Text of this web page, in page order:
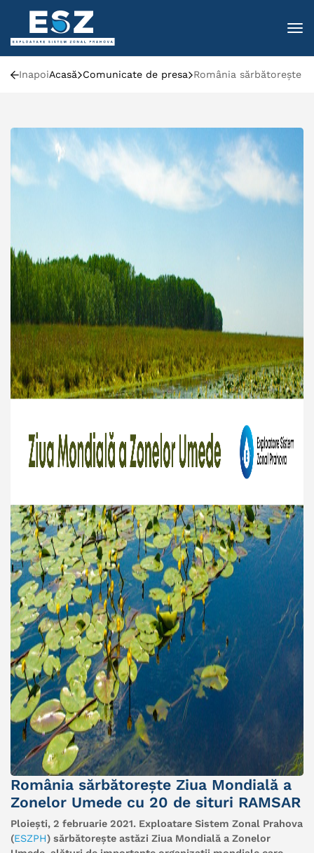
InapoiAcasă Comunicate de presa România sărbătorește
România sărbătorește Ziua Mondială a
Zonelor Umede cu 20 de situri RAMSAR
Ploiești, 2 februarie 2021. Exploatare Sistem Zonal Prahova
(ESZPH) sărbătorește astăzi Ziua Mondială a Zonelor